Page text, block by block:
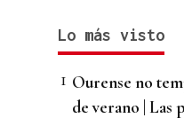
Lo más visto
Ourense no
de verano | Las